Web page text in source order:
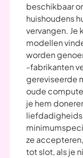
beschikbaar
huishoudens
vervangen. Je
modellen
worden
-fabrikanten
gereviseerde
oude
je hem
ze
tot slot, als je